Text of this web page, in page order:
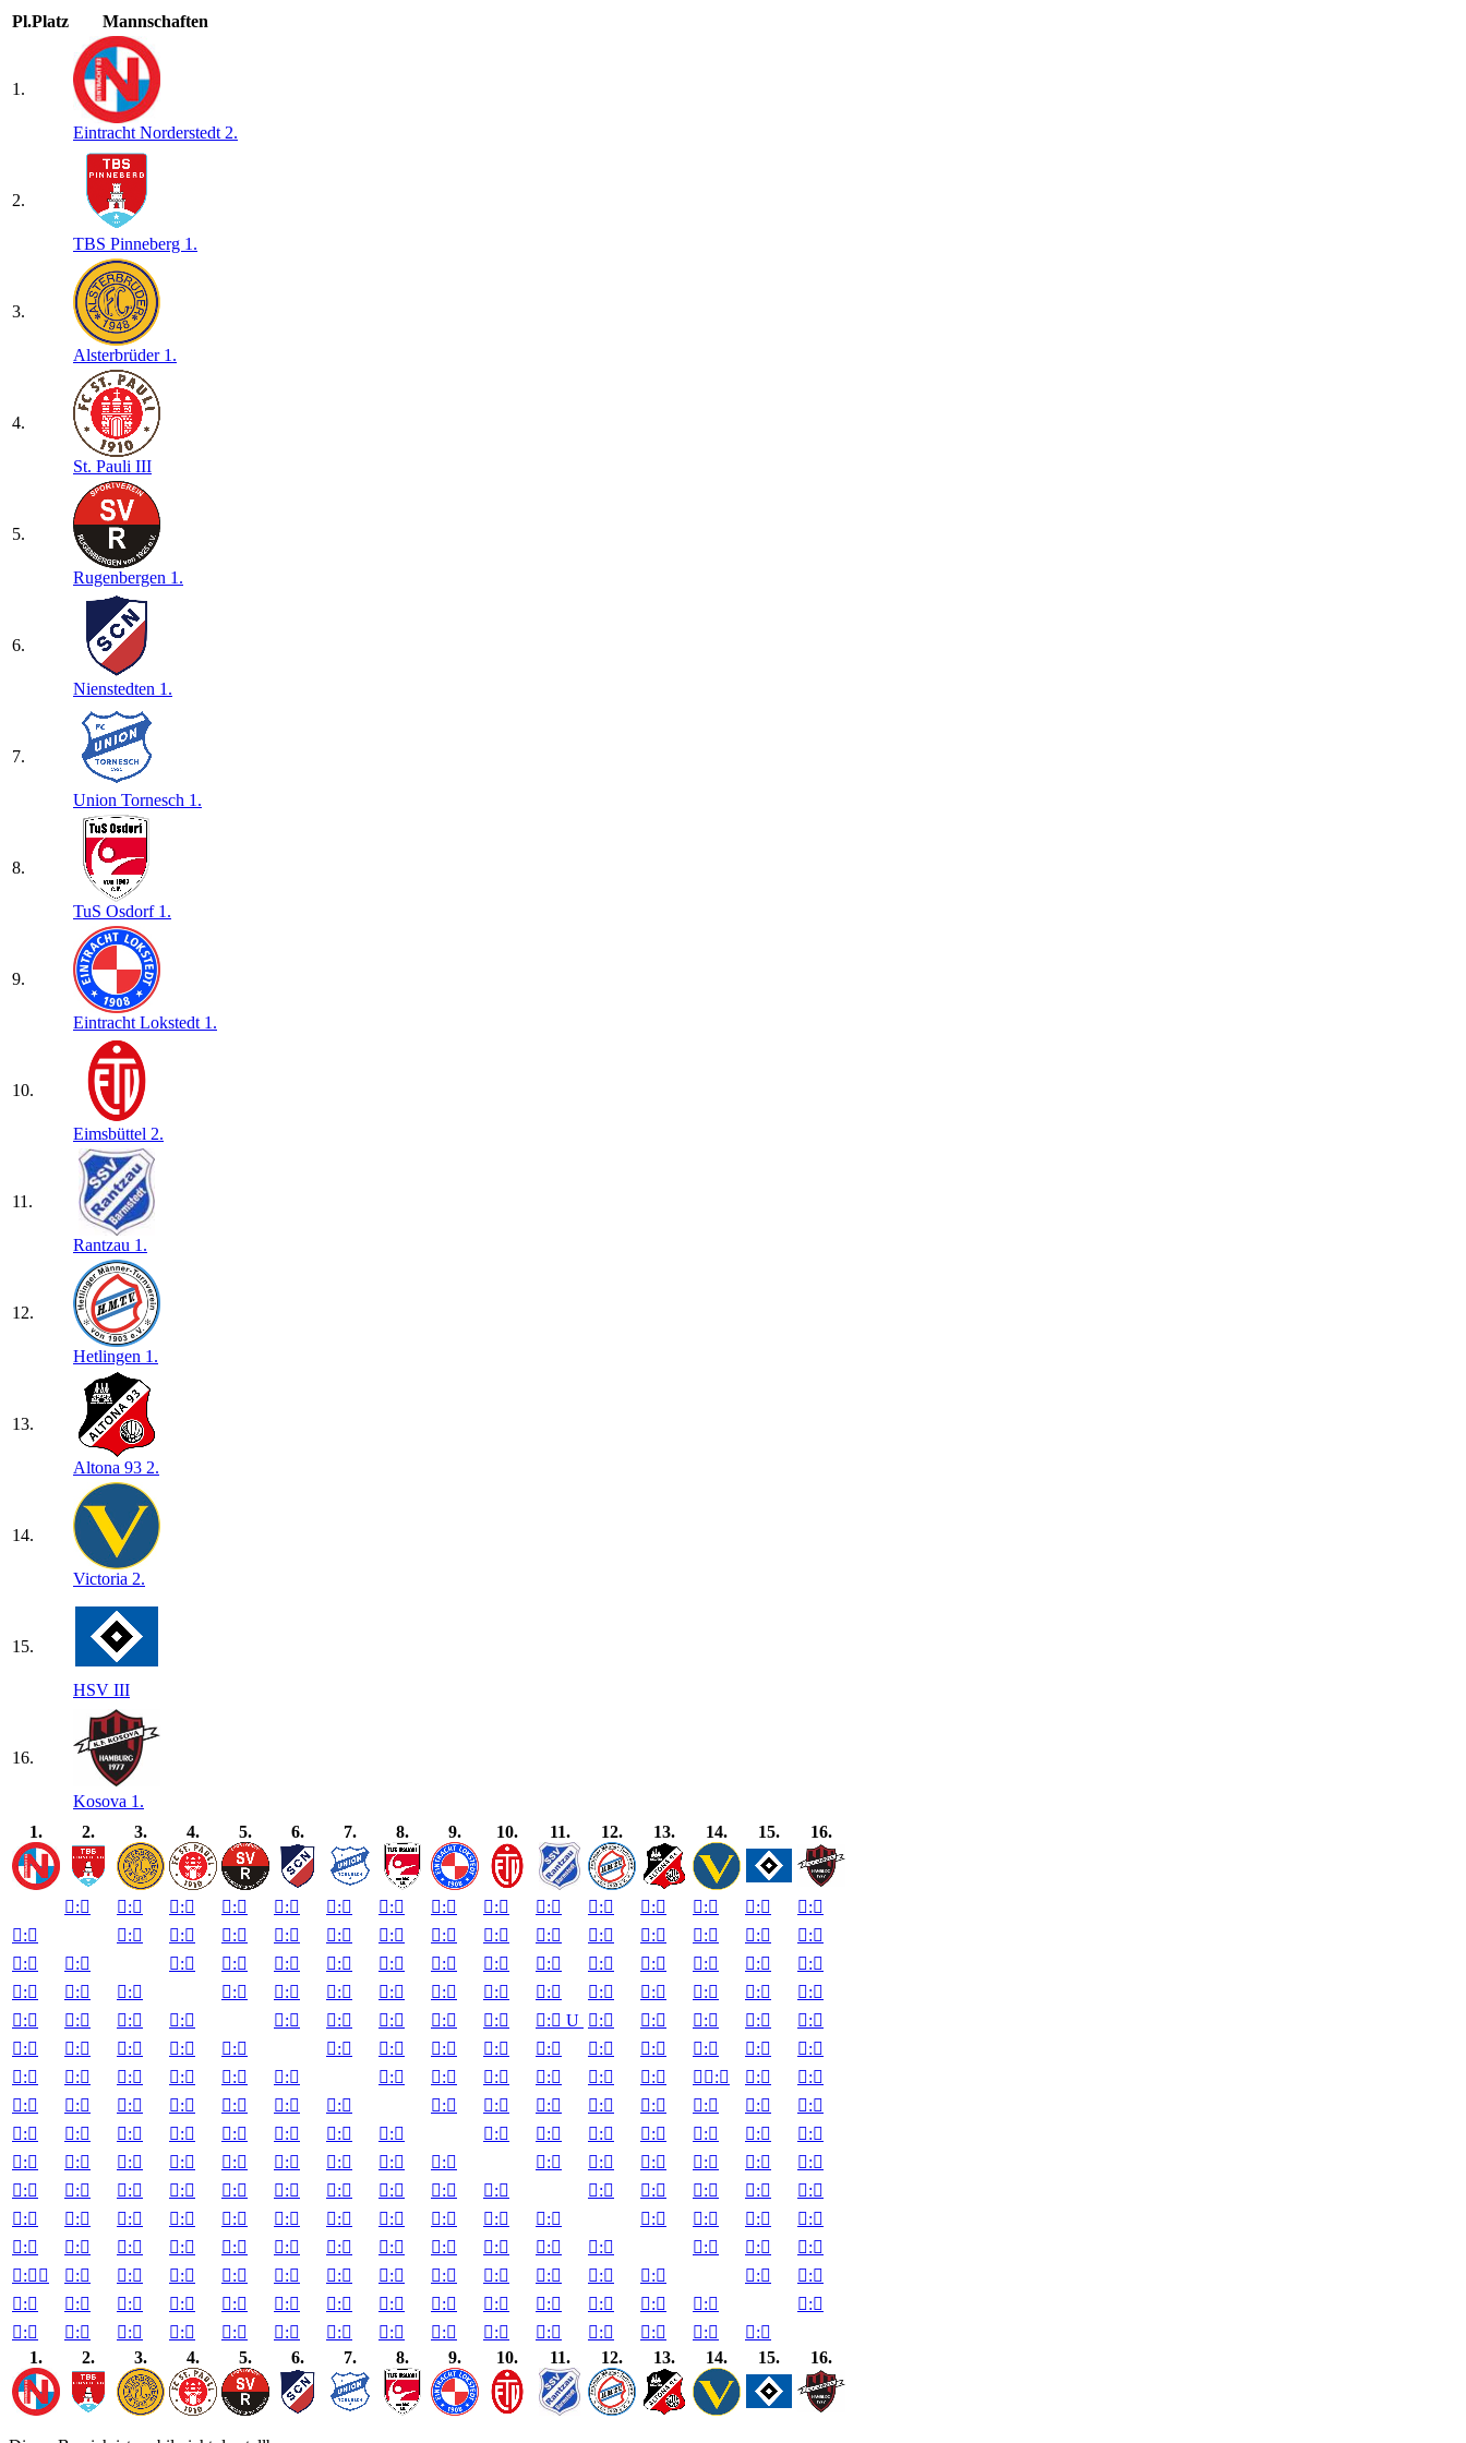
Pl.Platz Mannschaften
1.
Eintracht Norderstedt 2.
2.
TBS Pinneberg 1.
3.
Alsterbrüder 1.
4.
St. Pauli III
5.
Rugenbergen 1.
6.
Nienstedten 1.
7.
Union Tornesch 1.
8.
TuS Osdorf 1.
9.
Eintracht Lokstedt 1.
10.
Eimsbüttel 2.
11.
Rantzau 1.
12.
Hetlingen 1.
13.
Altona 93 2.
14.
Victoria 2.
15.
HSV III
16.
Kosova 1.
1.
2. 3. 4. 5. 6. 7. 8. 9. 10. 11. 12. 13. 14. 15. 16.
1. 2. 3. 4. 5. 6. 7. 8. 9. 10. 11. 12. 13. 14. 15. 16.
: : : : : : : : : : : : : : :
: : : : : : : : : : : : : : :
: : : : : : : : : : : : : : :
: : : : : : : : : : : : : : :
: : : : : : : : : : U : : : : :
: : : : : : : : : : : : : : :
: : : : : : : : : : : : : : :
: : : : : : : : : : : : : : :
: : : : : : : : : : : : : : :
: : : : : : : : : : : : : : :
: : : : : : : : : : : : : : :
: : : : : : : : : : : : : : :
: : : : : : : : : : : : : : :
: : : : : : : : : : : : : : :
: : : : : : : : : : : : : : :
: : : : : : : : : : : : : : :